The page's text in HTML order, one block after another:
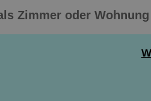
Zimmer oder Wohnung